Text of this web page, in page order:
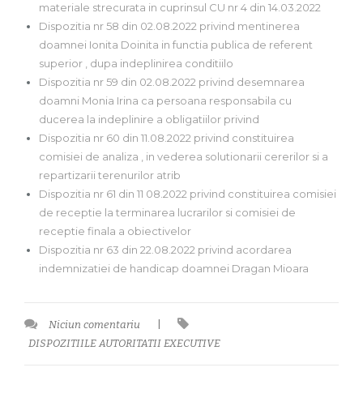
materiale strecurata in cuprinsul CU nr 4 din 14.03.2022
Dispozitia nr 58 din 02.08.2022 privind mentinerea
doamnei Ionita Doinita in functia publica de referent
superior , dupa indeplinirea conditiilo
Dispozitia nr 59 din 02.08.2022 privind desemnarea
doamni Monia Irina ca persoana responsabila cu
ducerea la indeplinire a obligatiilor privind
Dispozitia nr 60 din 11.08.2022 privind constituirea
comisiei de analiza , in vederea solutionarii cererilor si a
repartizarii terenurilor atrib
Dispozitia nr 61 din 11 08.2022 privind constituirea comisiei
de receptie la terminarea lucrarilor si comisiei de
receptie finala a obiectivelor
Dispozitia nr 63 din 22.08.2022 privind acordarea
indemnizatiei de handicap doamnei Dragan Mioara
Niciun comentariu
DISPOZITIILE AUTORITATII EXECUTIVE